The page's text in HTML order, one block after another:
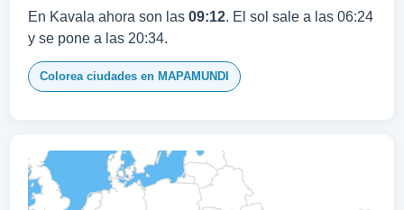
En Kavala ahora son las 09:12. El sol sale a las 06:24
y se pone a las 20:34.
Colorea ciudades en MAPAMUNDI